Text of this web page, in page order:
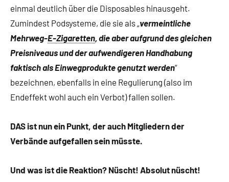
einmal deutlich über die Disposables hinausgeht.
Zumindest Podsysteme, die sie als „vermeintliche
Mehrweg-E-Zigaretten, die aber aufgrund des gleichen
Preisniveaus und der aufwendigeren Handhabung
faktisch als Einwegprodukte genutzt werden“
bezeichnen, ebenfalls in eine Regulierung (also im
Endeffekt wohl auch ein Verbot) fallen sollen.
DAS ist nun ein Punkt, der auch Mitgliedern der
Verbände aufgefallen sein müsste.
Und was ist die Reaktion? Nüscht! Absolut nüscht!